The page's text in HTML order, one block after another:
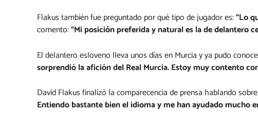
Flakus también fue preguntado por qué tipo de jugador es:“Lo
comento:“Mi posición preferida y natural es la de delantero
El delantero esloveno lleva unos días en Murcia y ya pudo
sorprendió la afición del Real Murcia. Estoy muy contento
David Flakus finalizó la comparecencia de prensa hablando
Entiendo bastante bien el idioma y me han ayudado mucho